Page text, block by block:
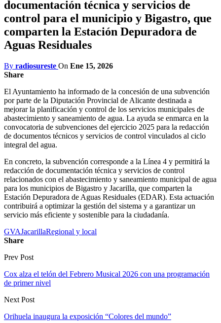
documentación técnica y servicios de
control para el municipio y Bigastro, que
comparten la Estación Depuradora de
Aguas Residuales
By radiosureste On Ene 15, 2026
Share
El Ayuntamiento ha informado de la concesión de una subvención
por parte de la Diputación Provincial de Alicante destinada a
mejorar la planificación y control de los servicios municipales de
abastecimiento y saneamiento de agua. La ayuda se enmarca en la
convocatoria de subvenciones del ejercicio 2025 para la redacción
de documentos técnicos y servicios de control vinculados al ciclo
integral del agua.
En concreto, la subvención corresponde a la Línea 4 y permitirá la
redacción de documentación técnica y servicios de control
relacionados con el abastecimiento y saneamiento municipal de agua
para los municipios de Bigastro y Jacarilla, que comparten la
Estación Depuradora de Aguas Residuales (EDAR). Esta actuación
contribuirá a optimizar la gestión del sistema y a garantizar un
servicio más eficiente y sostenible para la ciudadanía.
GVAJacarillaRegional y local
Share
Prev Post
Cox alza el telón del Febrero Musical 2026 con una programación
de primer nivel
Next Post
Orihuela inaugura la exposición “Colores del mundo”